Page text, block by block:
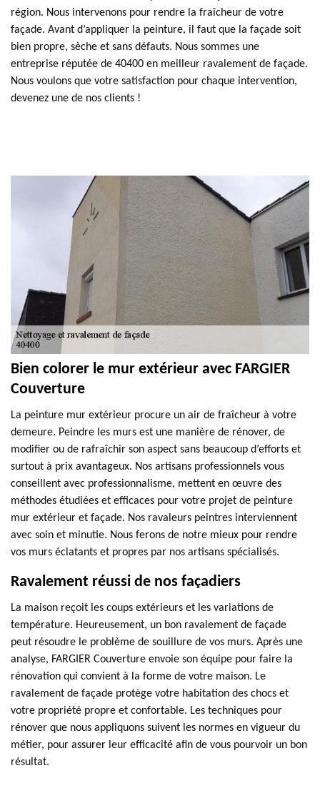
région. Nous intervenons pour rendre la fraîcheur de votre
façade. Avant d’appliquer la peinture, il faut que la façade soit
bien propre, sèche et sans défauts. Nous sommes une
entreprise réputée de 40400 en meilleur ravalement de façade.
Nous voulons que votre satisfaction pour chaque intervention,
devenez une de nos clients !
Bien colorer le mur extérieur avec FARGIER
Couverture
La peinture mur extérieur procure un air de fraîcheur à votre
demeure. Peindre les murs est une manière de rénover, de
modifier ou de rafraîchir son aspect sans beaucoup d’efforts et
surtout à prix avantageux. Nos artisans professionnels vous
conseillent avec professionnalisme, mettent en œuvre des
méthodes étudiées et efficaces pour votre projet de peinture
mur extérieur et façade. Nos ravaleurs peintres interviennent
avec soin et minutie. Nous ferons de notre mieux pour rendre
vos murs éclatants et propres par nos artisans spécialisés.
Ravalement réussi de nos façadiers
La maison reçoit les coups extérieurs et les variations de
température. Heureusement, un bon ravalement de façade
peut résoudre le problème de souillure de vos murs. Après une
analyse, FARGIER Couverture envoie son équipe pour faire la
rénovation qui convient à la forme de votre maison. Le
ravalement de façade protège votre habitation des chocs et
votre propriété propre et confortable. Les techniques pour
rénover que nous appliquons suivent les normes en vigueur du
métier, pour assurer leur efficacité afin de vous pourvoir un bon
résultat.